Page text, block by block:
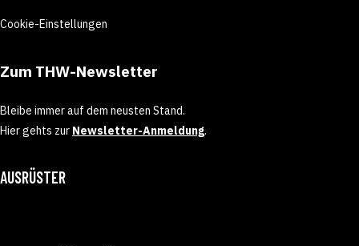
Cookie-Einstellungen
Zum THW-Newsletter
Bleibe immer auf dem neusten Stand.
Hier gehts zur Newsletter-Anmeldung.
AUSRÜSTER